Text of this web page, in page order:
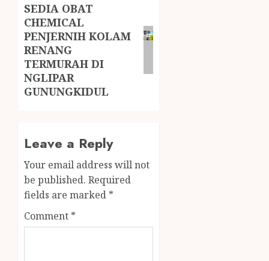
SEDIA OBAT
CHEMICAL
PENJERNIH KOLAM
RENANG
TERMURAH DI
NGLIPAR
GUNUNGKIDUL
Leave a Reply
Your email address will not
be published. Required
fields are marked *
Comment *